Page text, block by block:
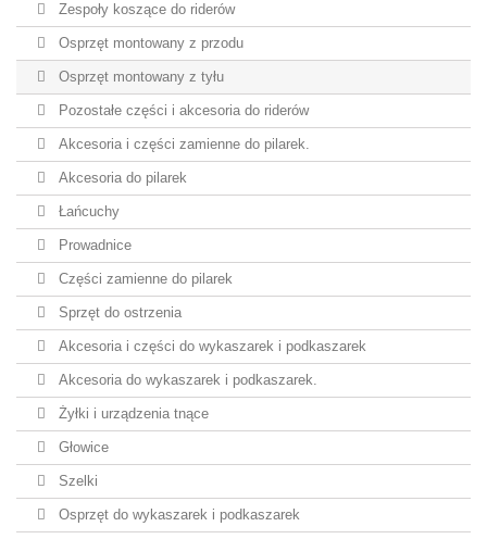
Zespoły koszące do riderów
Osprzęt montowany z przodu
Osprzęt montowany z tyłu
Pozostałe części i akcesoria do riderów
Akcesoria i części zamienne do pilarek.
Akcesoria do pilarek
Łańcuchy
Prowadnice
Części zamienne do pilarek
Sprzęt do ostrzenia
Akcesoria i części do wykaszarek i podkaszarek
Akcesoria do wykaszarek i podkaszarek.
Żyłki i urządzenia tnące
Głowice
Szelki
Osprzęt do wykaszarek i podkaszarek